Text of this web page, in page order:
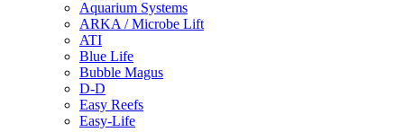
Aquarium Systems
ARKA / Microbe Lift
ATI
Blue Life
Bubble Magus
D-D
Easy Reefs
Easy-Life